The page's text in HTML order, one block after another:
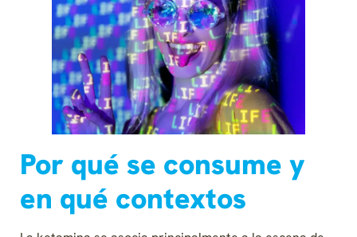
Por qué se consume y
en qué contextos